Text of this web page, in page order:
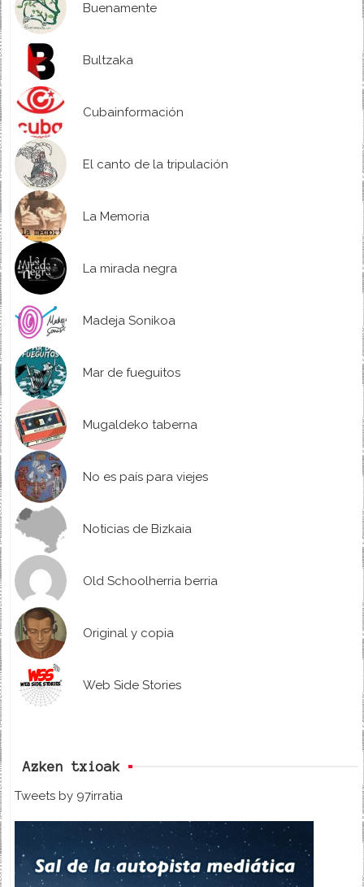
Buenamente
Bultzaka
Cubainformación
El canto de la tripulación
La Memoria
La mirada negra
Madeja Sonikoa
Mar de fueguitos
Mugaldeko taberna
No es país para viejes
Noticias de Bizkaia
Old Schoolherria berria
Original y copia
Web Side Stories
Azken txioak
Tweets by 97irratia